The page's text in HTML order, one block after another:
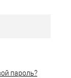
пароль?